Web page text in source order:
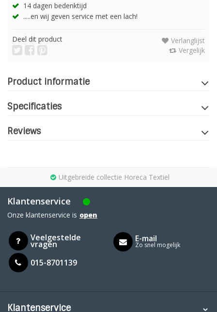
14 dagen bedenktijd
.....en wij geven service met een lach!
Deel dit product
Verlanglijst
Vergelijk
Product informatie
Specificaties
Reviews
Uitgebreide collectie Horeca Textiel
Klantenservice
Onze klantenservice is open
Veelgestelde
vragen
015-8701139
E-mail
Zo snel mogelijk
Klantenservice